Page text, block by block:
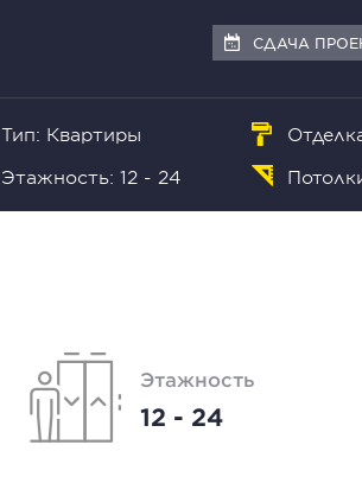
СДАЧА
Тип: Квартиры
Этажность: 12 - 24
Этажность
12 - 24